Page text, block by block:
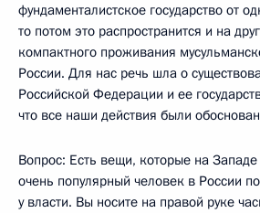
фундаменталистское государство от
то потом это распространится и на
компактного проживания
России. Для нас речь шла о
Российской Федерации и ее
что все наши действия были
Вопрос: Есть вещи, которые на
очень популярный человек в России
у власти. Вы носите на правой руке